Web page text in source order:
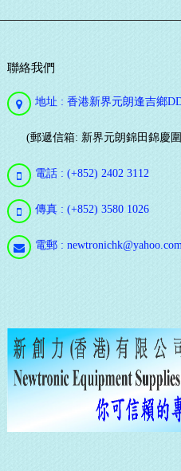
聯絡我們
地址 : 香港新界元朗逢吉鄉
(郵遞信箱: 新界元朗錦田錦慶圍
電話 : (+852) 2402 3112
傳真 : (+852) 3580 1026
電郵 :
通
訊
立